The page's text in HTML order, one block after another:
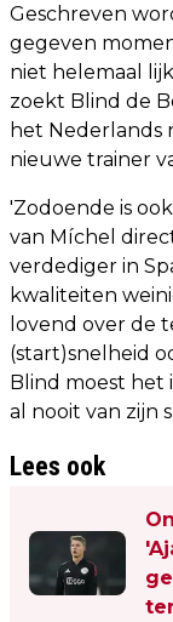
Geschreven
gegeven
niet helemaal
zoekt Blind de
het Nederlands
nieuwe trainer
'Zodoende is
van Míchel
verdediger in
kwaliteiten
lovend over de
(start)snelheid
Blind moest het
al nooit van zijn
Lees ook